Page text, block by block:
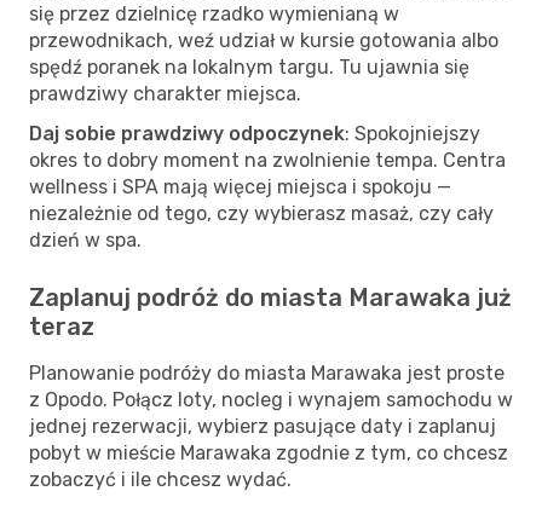
się przez dzielnicę rzadko wymienianą w
przewodnikach, weź udział w kursie gotowania albo
spędź poranek na lokalnym targu. Tu ujawnia się
prawdziwy charakter miejsca.
Daj sobie prawdziwy odpoczynek: Spokojniejszy
okres to dobry moment na zwolnienie tempa. Centra
wellness i SPA mają więcej miejsca i spokoju —
niezależnie od tego, czy wybierasz masaż, czy cały
dzień w spa.
Zaplanuj podróż do miasta Marawaka już
teraz
Planowanie podróży do miasta Marawaka jest proste
z Opodo. Połącz loty, nocleg i wynajem samochodu w
jednej rezerwacji, wybierz pasujące daty i zaplanuj
pobyt w mieście Marawaka zgodnie z tym, co chcesz
zobaczyć i ile chcesz wydać.